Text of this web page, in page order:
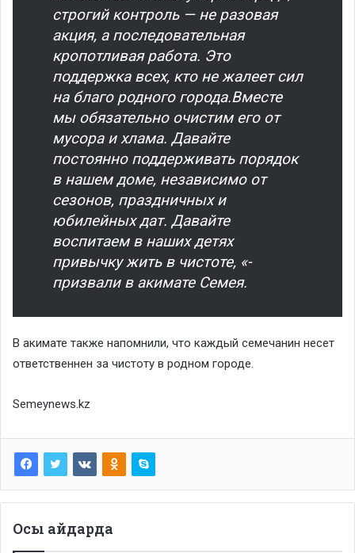
строгий контроль — не разовая
акция, а последовательная
кропотливая работа. Это
поддержка всех, кто не жалеет сил
на благо родного города.Вместе
мы обязательно очистим его от
мусора и хлама. Давайте
постоянно поддерживать порядок
в нашем доме, независимо от
сезонов, праздничных и
юбилейных дат. Давайте
воспитаем в наших детях
привычку жить в чистоте, «-
призвали в акимате Семея.
В акимате также напомнили, что каждый семечанин несет
ответственнен за чистоту в родном городе.
Semeynews.kz
Осы айдарда